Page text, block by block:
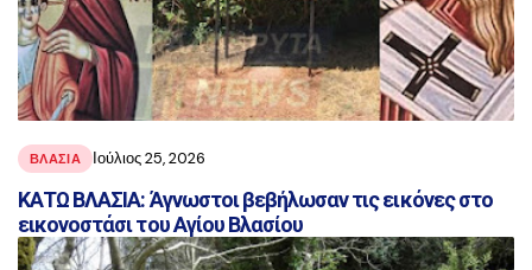
ΒΛΑΣΊΑ Ιούλιος 25, 2026
ΚΑΤΩ ΒΛΑΣΙΑ: Άγνωστοι βεβήλωσαν τις εικόνες στο
εικονοστάσι του Αγίου Βλασίου